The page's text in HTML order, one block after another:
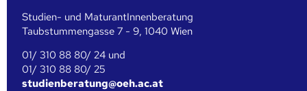
Studien- und MaturantInnenberatung
Taubstummengasse 7 - 9, 1040 Wien
01/ 310 88 80/ 24 und
01/ 310 88 80/ 25
studienberatung@oeh.ac.at